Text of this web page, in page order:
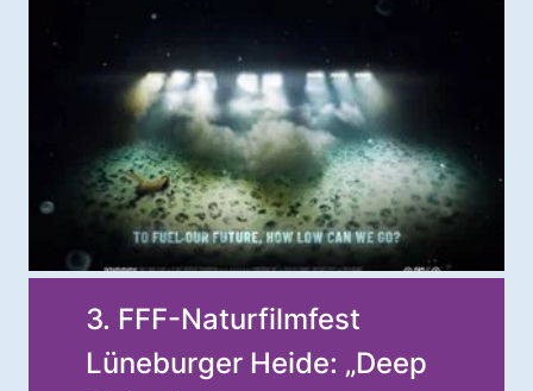
3. FFF-Naturfilmfest
Lüneburger Heide: „Deep